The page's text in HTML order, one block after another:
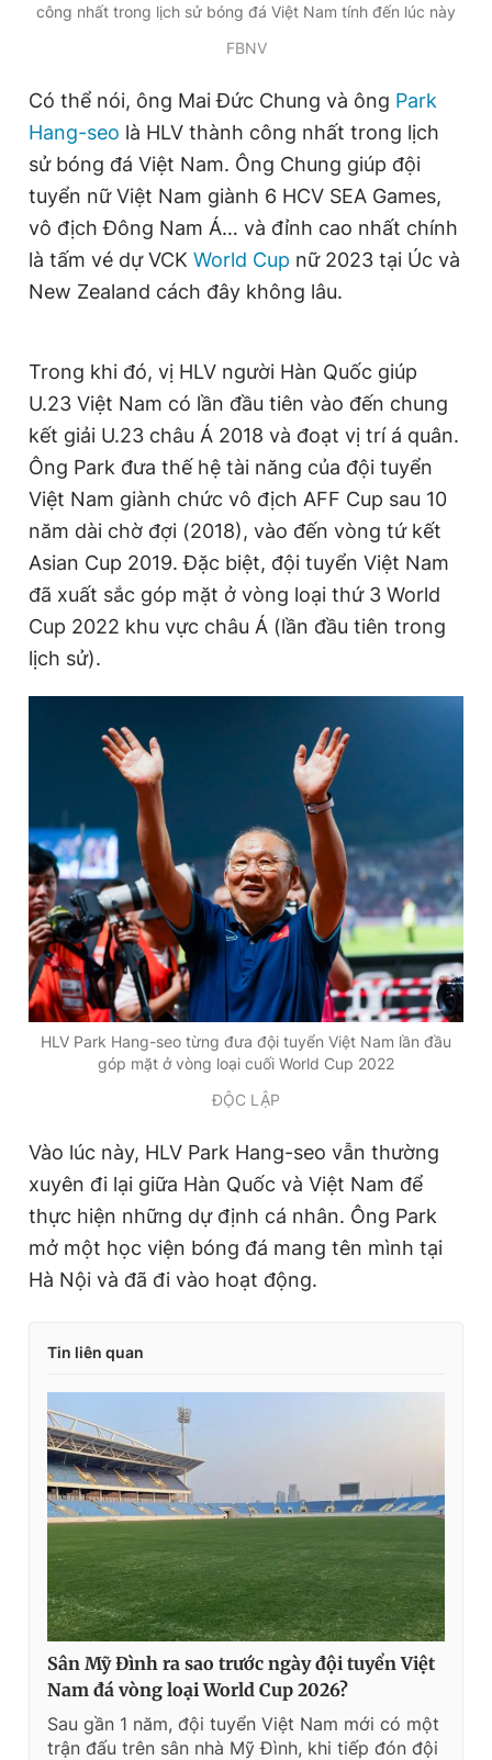
công nhất trong lịch sử bóng đá Việt Nam tính đến lúc này
FBNV
Có thể nói, ông Mai Đức Chung và ông Park
Hang-seo là HLV thành công nhất trong lịch
sử bóng đá Việt Nam. Ông Chung giúp đội
tuyển nữ Việt Nam giành 6 HCV SEA Games,
vô địch Đông Nam Á… và đỉnh cao nhất chính
là tấm vé dự VCK World Cup nữ 2023 tại Úc và
New Zealand cách đây không lâu.
Trong khi đó, vị HLV người Hàn Quốc giúp
U.23 Việt Nam có lần đầu tiên vào đến chung
kết giải U.23 châu Á 2018 và đoạt vị trí á quân.
Ông Park đưa thế hệ tài năng của đội tuyển
Việt Nam giành chức vô địch AFF Cup sau 10
năm dài chờ đợi (2018), vào đến vòng tứ kết
Asian Cup 2019. Đặc biệt, đội tuyển Việt Nam
đã xuất sắc góp mặt ở vòng loại thứ 3 World
Cup 2022 khu vực châu Á (lần đầu tiên trong
lịch sử).
HLV Park Hang-seo từng đưa đội tuyển Việt Nam lần đầu
góp mặt ở vòng loại cuối World Cup 2022
ĐỘC LẬP
Vào lúc này, HLV Park Hang-seo vẫn thường
xuyên đi lại giữa Hàn Quốc và Việt Nam để
thực hiện những dự định cá nhân. Ông Park
mở một học viện bóng đá mang tên mình tại
Hà Nội và đã đi vào hoạt động.
Tin liên quan
Sân Mỹ Đình ra sao trước ngày đội tuyển Việt
Nam đá vòng loại World Cup 2026?
Sau gần 1 năm, đội tuyển Việt Nam mới có một
trận đấu trên sân nhà Mỹ Đình, khi tiếp đón đội